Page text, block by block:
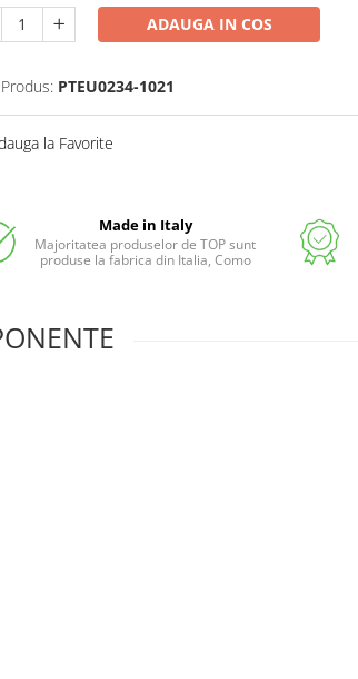
ADAUGA IN COS
PTEU0234-1021
la Favorite
Made in Italy
Majoritatea produselor de TOP sunt
produse la fabrica din Italia, Como